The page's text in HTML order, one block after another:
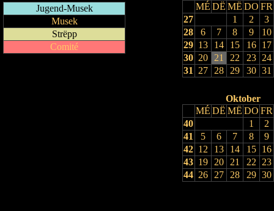
Jugend-Musek
Musek
Strëpp
Comité
MÉ DË MË DO FR
27
1 2
3
28
6 7 8 9
10
29 13 14 15 16
17
30 20 21 22 23
24
31
27 28 29 30 31
Oktober
MÉ DË MË DO FR
40
1
2
41
5 6 7 8
9
42 12 13 14 15
16
43 19 20 21 22
23
44 26 27 28 29 30